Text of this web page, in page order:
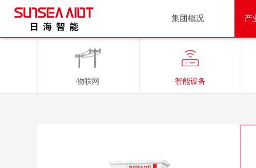
集团概况 产
物联网 智能设备